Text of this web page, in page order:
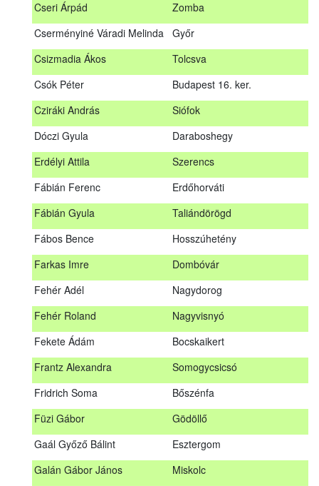
Cseri Árpád
Zomba
Cserményiné Váradi Melinda Győr
Csizmadia Ákos
Tolcsva
Csók Péter
Budapest 16. ker.
Cziráki András
Siófok
Dóczi Gyula
Daraboshegy
Erdélyi Attila
Szerencs
Fábián Ferenc
Erdőhorváti
Fábián Gyula
Taliándörögd
Fábos Bence
Hosszúhetény
Farkas Imre
Dombóvár
Fehér Adél
Nagydorog
Fehér Roland
Nagyvisnyó
Fekete Ádám
Bocskaikert
Frantz Alexandra
Somogycsicsó
Fridrich Soma
Bőszénfa
Füzi Gábor
Gödöllő
Gaál Győző Bálint
Esztergom
Galán Gábor János
Miskolc
Bődy Miklós
Bús Ákos
Hőgyész
Barcs
Cseri Árpád
Cserményiné Váradi Melinda
Csók Péter
Budapest 16. ker.
Daraboshegy
Erdőhorváti
Taliándörögd
Dombóvár
Fekete Ádám
Bocskaikert